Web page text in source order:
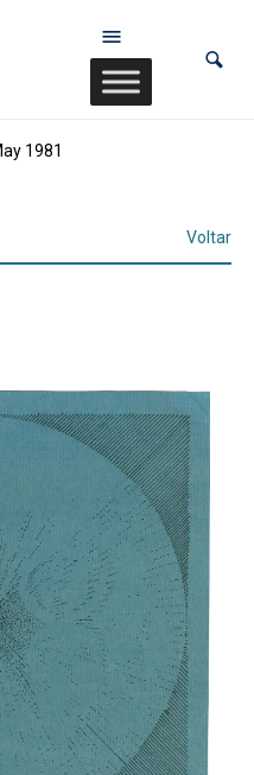
1981
Voltar